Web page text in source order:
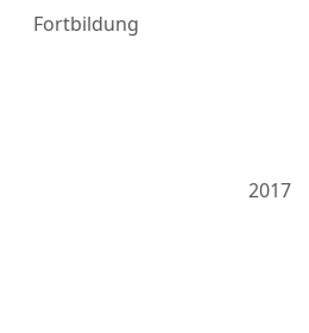
Fortbildung
2017